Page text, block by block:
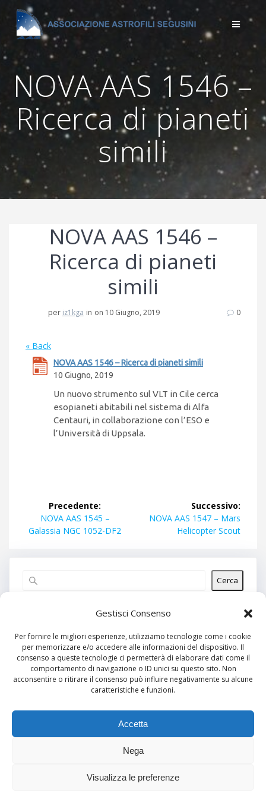
Gestisci Consenso
Per fornire le migliori esperienze, utilizziamo tecnologie come i cookie
per memorizzare e/o accedere alle informazioni del dispositivo. Il
consenso a queste tecnologie ci permetterà di elaborare dati come il
comportamento di navigazione o ID unici su questo sito. Non
acconsentire o ritirare il consenso può influire negativamente su alcune
caratteristiche e funzioni.
Accetta
Nega
Visualizza le preferenze
Salta
al
contenuto
NOVA AAS 1546 –
Ricerca di pianeti
simili
NOVA AAS 1546 –
Ricerca di pianeti
simili
per iz1kga in on 10 Giugno, 2019 0
« Back
NOVA AAS 1546 – Ricerca di pianeti simili
10 Giugno, 2019
Un nuovo strumento sul VLT in Cile cerca
esopianeti abitabili nel sistema di Alfa
Centauri, in collaborazione con l’ESO e
l’Università di Uppsala.
Navigazione
articoli
Precedente:
Articolo
precedente:
NOVA AAS 1545 –
Galassia NGC 1052-DF2
Successivo:
Articolo
successivo:
NOVA AAS 1547 – Mars
Helicopter Scout
Cerca
Articoli recenti
Commenti recenti
Nessun commento da mostrare.
Nessun archivio da mostrare.
Categorie
Nessuna categoria